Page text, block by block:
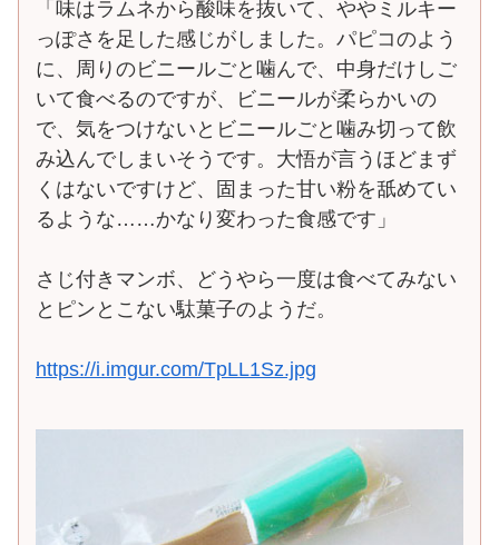
「味はラムネから酸味を抜いて、ややミルキー
っぽさを足した感じがしました。パピコのよう
に、周りのビニールごと噛んで、中身だけしご
いて食べるのですが、ビニールが柔らかいの
で、気をつけないとビニールごと噛み切って飲
み込んでしまいそうです。大悟が言うほどまず
くはないですけど、固まった甘い粉を舐めてい
るような……かなり変わった食感です」
さじ付きマンボ、どうやら一度は食べてみない
とピンとこない駄菓子のようだ。
https://i.imgur.com/TpLL1Sz.jpg